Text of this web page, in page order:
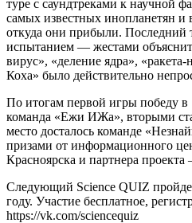
туре с саундтреками к научной
самых известных инопланетян
откуда они прибыли. Последний
испытанием — жестами
вирус», «деление ядра»,
Коха» было действительно
По итогам первой игры победу в
команда «Ежи ИЖа», вторыми
место досталось команде
призами от информационного
Красноярска и партнера
Следующий Science QUIZ
году. Участие бесплатное,
https://vk.com/sciencequiz